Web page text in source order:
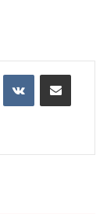
VKontakteShare via Email